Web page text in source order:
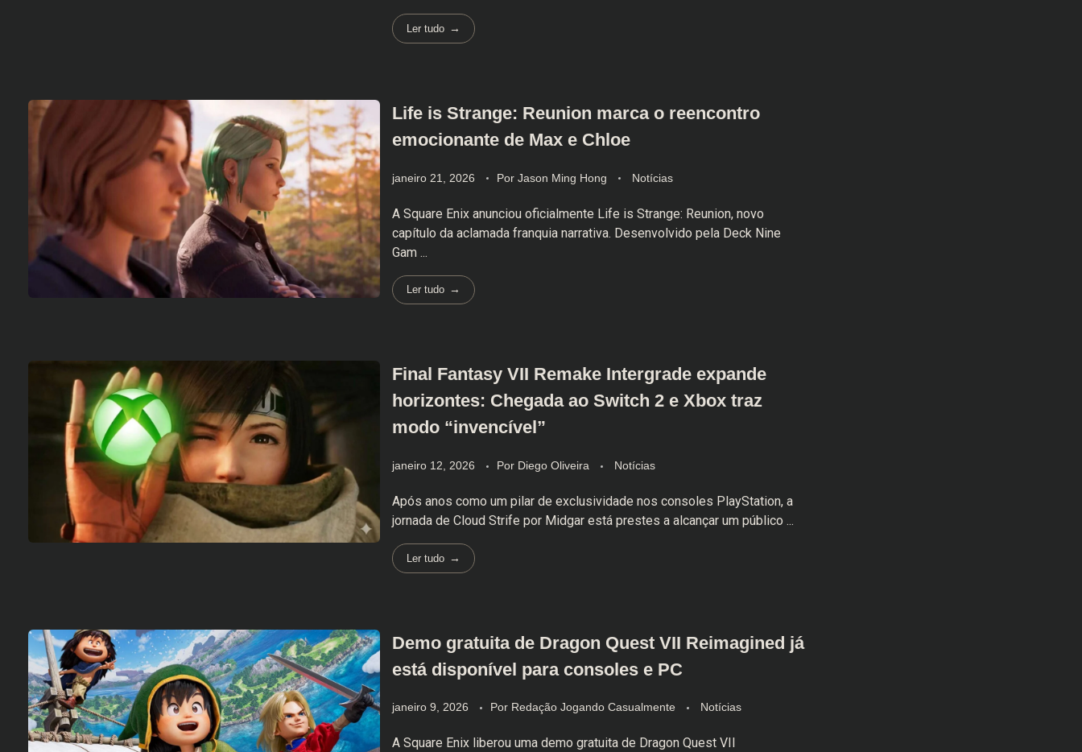
Ler tudo
Life is Strange: Reunion marca o reencontro
emocionante de Max e Chloe
janeiro 21, 2026 Por Jason Ming Hong Notícias
A Square Enix anunciou oficialmente Life is Strange: Reunion, novo
capítulo da aclamada franquia narrativa. Desenvolvido pela Deck Nine
Gam ...
Ler tudo
Final Fantasy VII Remake Intergrade expande
horizontes: Chegada ao Switch 2 e Xbox traz
modo “invencível”
janeiro 12, 2026 Por Diego Oliveira Notícias
Após anos como um pilar de exclusividade nos consoles PlayStation, a
jornada de Cloud Strife por Midgar está prestes a alcançar um público ...
Ler tudo
Demo gratuita de Dragon Quest VII Reimagined já
está disponível para consoles e PC
janeiro 9, 2026 Por Redação Jogando Casualmente Notícias
A Square Enix liberou uma demo gratuita de Dragon Quest VII